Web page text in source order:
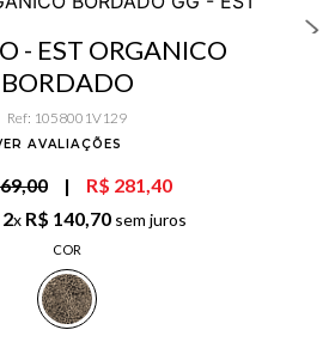
- EST ORGANICO
BORDADO
Ref: 1058001V129
AVALIAÇÕES
| R$ 281,40
2x R$ 140,70 sem juros
COR